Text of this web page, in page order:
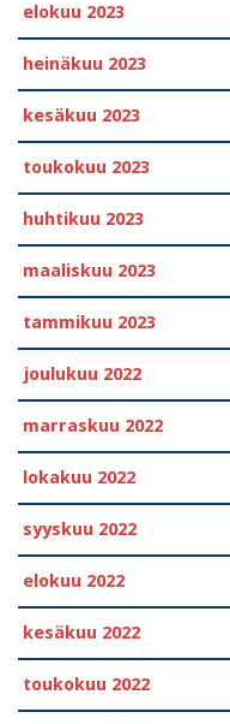
elokuu 2023
heinäkuu 2023
kesäkuu 2023
toukokuu 2023
huhtikuu 2023
maaliskuu 2023
tammikuu 2023
joulukuu 2022
marraskuu 2022
lokakuu 2022
syyskuu 2022
elokuu 2022
kesäkuu 2022
toukokuu 2022